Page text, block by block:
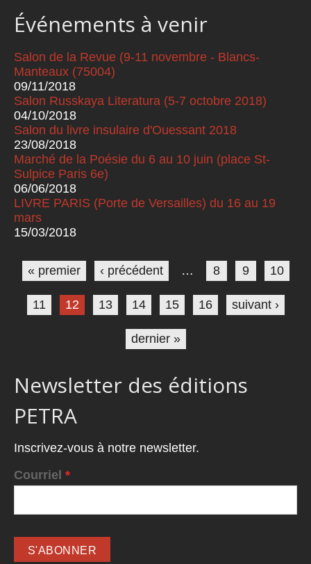
Événements à venir
Salon de la Revue (9-11 novembre - Blancs-
Manteaux (75004)
09/11/2018
Salon Russkaya Literatura (5-7 octobre 2018)
04/10/2018
Salon du livre insulaire d'Ouessant 2018
23/08/2018
Marché de la Poésie du 6 au 10 juin (place St-
Sulpice Paris 6e)
06/06/2018
LIVRE PARIS (Porte de Versailles) du 16 au 19
mars
15/03/2018
Pages
« premier ‹ précédent … 8 9 10
11 12 13 14 15 16 suivant ›
dernier »
Newsletter des éditions
PETRA
Inscrivez-vous à notre newsletter.
Courriel *